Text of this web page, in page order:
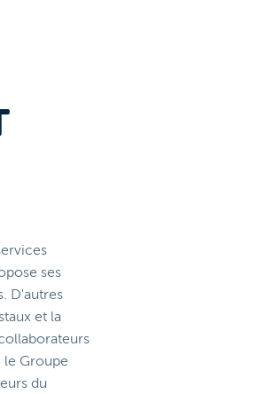
ses
D'autres
et la
le Groupe
du